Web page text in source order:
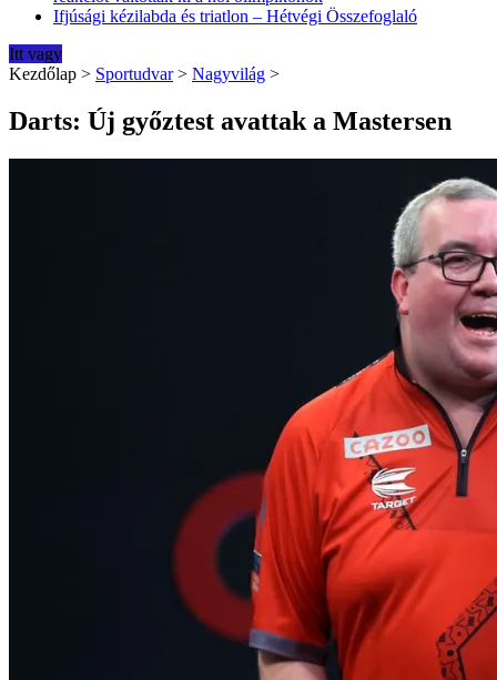
Ifjúsági kézilabda és triatlon – Hétvégi Összefoglaló
Itt vagy
Kezdőlap > Sportudvar > Nagyvilág >
Darts: Új győztest avattak a Mastersen